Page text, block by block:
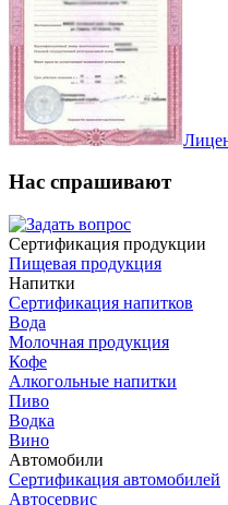
Нас спрашивают
Сертификация продукции
Пищевая продукция
Напитки
Сертификация напитков
Вода
Молочная продукция
Кофе
Алкогольные напитки
Пиво
Водка
Вино
Автомобили
Сертификация автомобилей
Автосервис